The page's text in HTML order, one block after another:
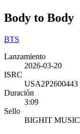
Body to Body
BTS
Lanzamiento
2026-03-20
ISRC
USA2P2600443
Duración
3:09
Sello
BIGHIT MUSIC